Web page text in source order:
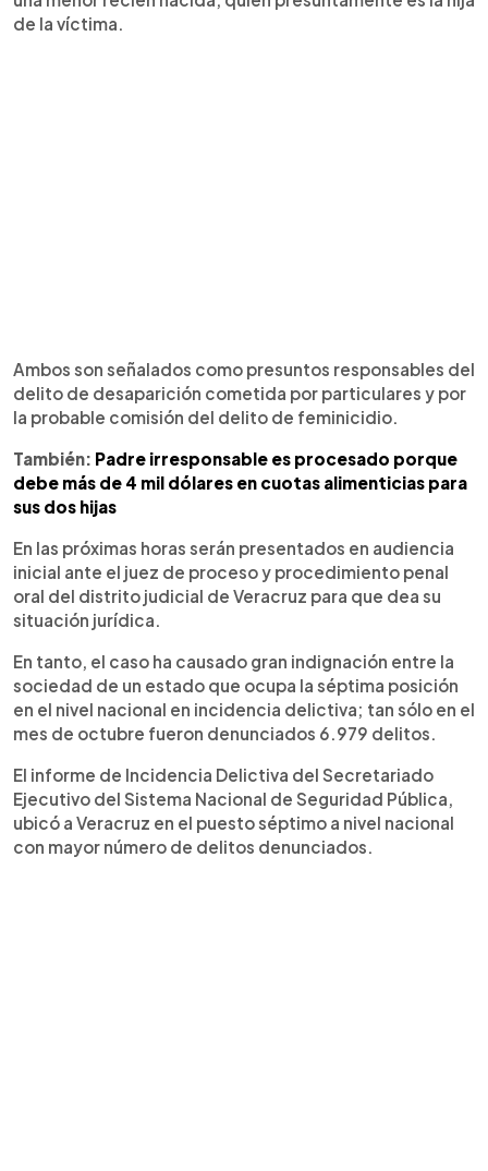
de la víctima.
Ambos son señalados como presuntos responsables del
delito de desaparición cometida por particulares y por
la probable comisión del delito de feminicidio.
También: Padre irresponsable es procesado porque
debe más de 4 mil dólares en cuotas alimenticias para
sus dos hijas
En las próximas horas serán presentados en audiencia
inicial ante el juez de proceso y procedimiento penal
oral del distrito judicial de Veracruz para que dea su
situación jurídica.
En tanto, el caso ha causado gran indignación entre la
sociedad de un estado que ocupa la séptima posición
en el nivel nacional en incidencia delictiva; tan sólo en el
mes de octubre fueron denunciados 6.979 delitos.
El informe de Incidencia Delictiva del Secretariado
Ejecutivo del Sistema Nacional de Seguridad Pública,
ubicó a Veracruz en el puesto séptimo a nivel nacional
con mayor número de delitos denunciados.